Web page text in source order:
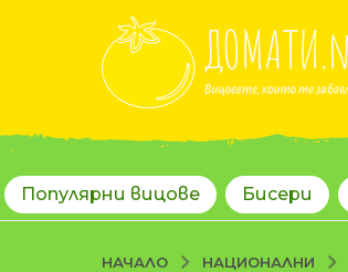
Популярни вицове Бисери
НАЧАЛО НАЦИОНАЛНИ